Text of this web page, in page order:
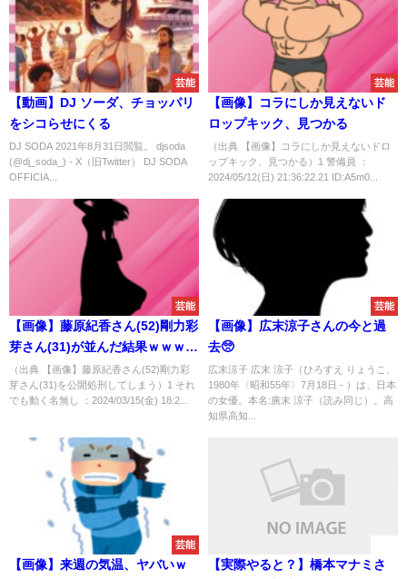
芸能
【動画】DJ ソーダ、チョッパリ
をシコらせにくる
DJ SODA 2021年8月31日閲覧。 djsoda
(@dj_soda_) - X（旧Twitter） DJ SODA
OFFICIA...
芸能
【画像】コラにしか見えないド
ロップキック、見つかる
（出典 【画像】コラにしか見えないドロ
ップキック、見つかる）1 警備員 ：
2024/05/12(日) 21:36:22.21 ID:A5m0...
芸能
【画像】藤原紀香さん(52)剛力彩
芽さん(31)が並んだ結果ｗｗｗｗ
ｗｗｗｗｗｗｗｗｗｗｗｗｗｗ
ｗｗｗｗ
（出典 【画像】藤原紀香さん(52)剛力彩
芽さん(31)を公開処刑してしまう）1 それ
でも動く名無し ：2024/03/15(金) 18:2...
芸能
【画像】広末涼子さんの今と過
去🥺
広末涼子 広末 涼子（ひろすえ りょうこ、
1980年〈昭和55年〉7月18日 - ）は、日本
の女優。本名:廣末 涼子（読み同じ）。高
知県高知...
芸能
【画像】来週の気温、ヤバいｗ
【実際やると？】橋本マナミさ